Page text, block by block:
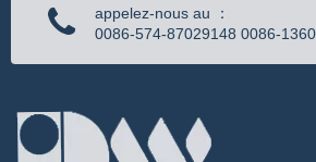
appelez-nous au ：
0086-574-87029148 0086-